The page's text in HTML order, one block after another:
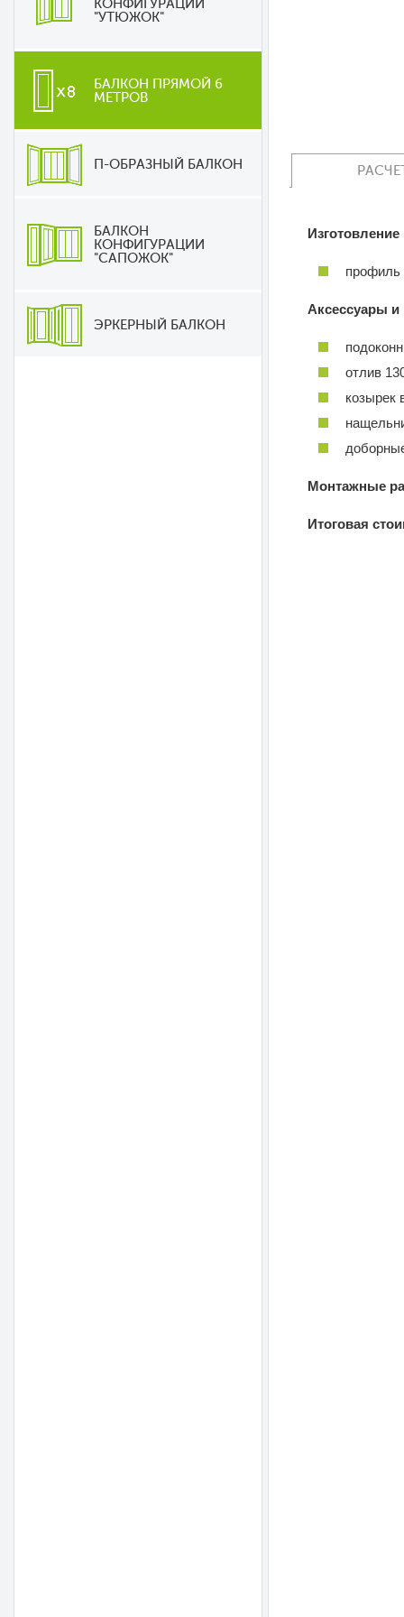
Изготовление
профиль
Аксессуары
отлив
козырек
Монтажные
Итоговая
КОНФИГУРАЦИИ
"УТЮЖОК"
БАЛКОН ПРЯМОЙ 6
МЕТРОВ
П-ОБРАЗНЫЙ БАЛКОН
БАЛКОН
КОНФИГУРАЦИИ
"САПОЖОК"
ЭРКЕРНЫЙ БАЛКОН